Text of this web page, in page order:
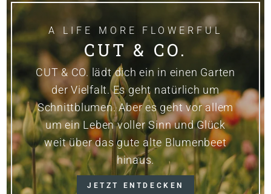
A LIFE MORE FLOWERFUL
CUT & CO.
CUT & CO. lädt dich ein in einen Garten
der Vielfalt. Es geht natürlich um
Schnittblumen. Aber es geht vor allem
um ein Leben voller Sinn und Glück
weit über das gute alte Blumenbeet
hinaus.
JETZT ENTDECKEN